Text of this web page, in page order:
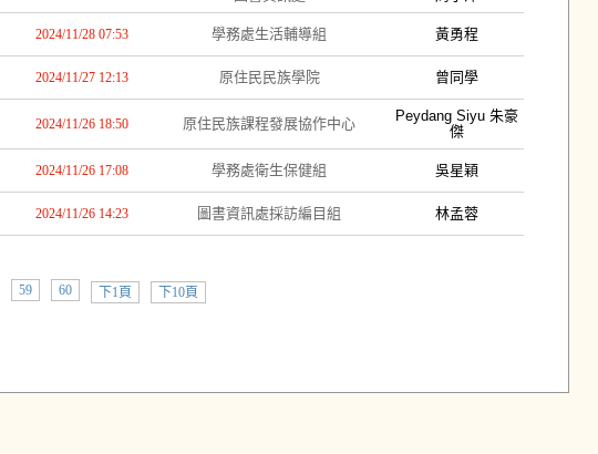
2024/11/28 07:53 學務處生活輔導組 黃勇程
2024/11/27 12:13 原住民民族學院 曾同學
2024/11/26 18:50 原住民族課程發展協作中心
Peydang Siyu 朱豪
傑
2024/11/26 17:08 學務處衛生保健組 吳星穎
2024/11/26 14:23 圖書資訊處採訪編目組 林孟蓉
59 60 下1頁 下10頁